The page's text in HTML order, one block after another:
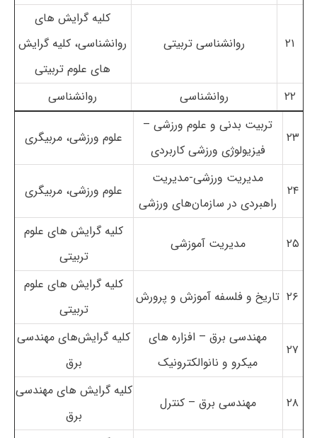
۲۱ روانشناسی تربیتی
کلیه گرایش های
روانشناسی، کلیه گرایش
های علوم تربیتی
۲۲
روانشناسی روانشناسی
۲۳
تربیت بدنی و علوم ورزشی –
فیزیولوژی ورزشی کاربردی
علوم ورزشی، مربیگری
۲۴
مدیریت ورزشی-مدیریت
راهبردی در سازمان‌های ورزشی
علوم ورزشی، مربیگری
۲۵ مدیریت آموزشی
کلیه گرایش های علوم
تربیتی
۲۶ تاریخ و فلسفه آموزش و پرورش
کلیه گرایش های علوم
تربیتی
۲۷
مهندسی برق – افزاره های
میکرو و نانوالکترونیک
کلیه گرایش‌های مهندسی
برق
۲۸ مهندسی برق – کنترل
کلیه گرایش های مهندسی
برق